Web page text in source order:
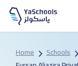
Home Schools